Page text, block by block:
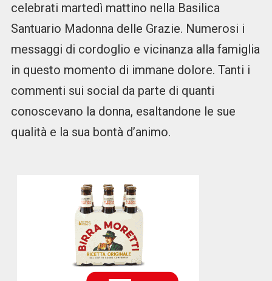
celebrati martedì mattino nella Basilica
Santuario Madonna delle Grazie. Numerosi i
messaggi di cordoglio e vicinanza alla famiglia
in questo momento di immane dolore. Tanti i
commenti sui social da parte di quanti
conoscevano la donna, esaltandone le sue
qualità e la sua bontà d’animo.